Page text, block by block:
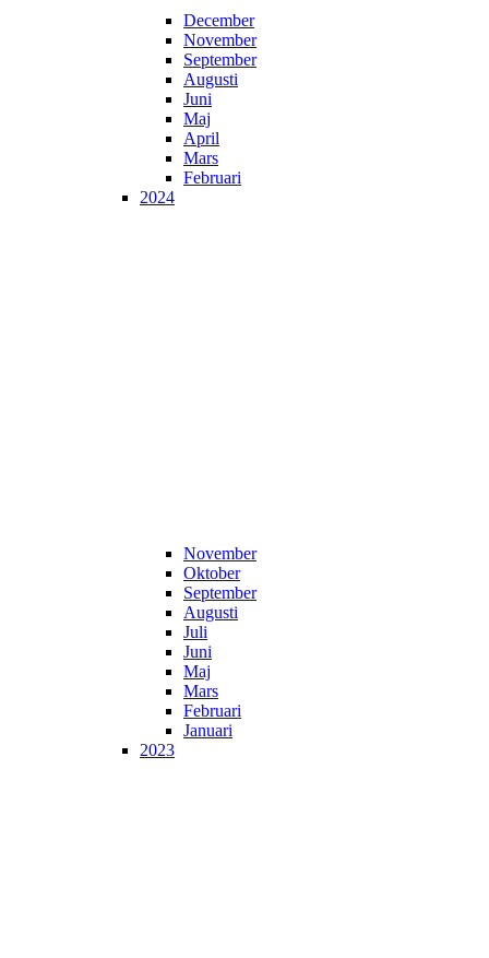
December
November
September
Augusti
Juni
Maj
April
Mars
Februari
2024
November
Oktober
September
Augusti
Juli
Juni
Maj
Mars
Februari
Januari
2023